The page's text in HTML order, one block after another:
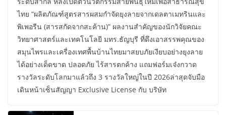
ไทย “ผลิตภัณฑ์สูตรสารผสมกำจัดยุงลายจากเดลตาเมทรินและ
พิเพอรีน (สารสกัดจากสะค้าน)” ผลงานสำคัญของนักวิจัยคณะ
วิทยาศาสตร์และเทคโนโลยี มทร.ธัญบุรี ที่ดึงเอาสรรพคุณของ
สมุนไพรและเครื่องเทศพื้นบ้านไทยมาสยบภัยเงียบอย่างยุงลาย
ได้อย่างเด็ดขาด ปลอดภัย ไร้สารตกค้าง แถมฟอร์มเจ๋งกวาด
รางวัลระดับโลกมาแล้วถึง 3 รางวัลใหญ่ในปี 2026ล่าสุดจับมือ
เดินหน้าเซ็นสัญญา Exclusive License กับ บริษัท